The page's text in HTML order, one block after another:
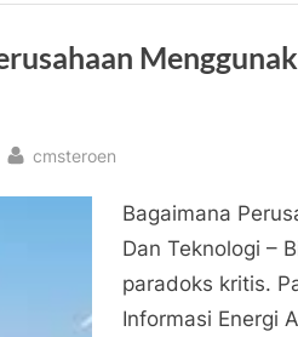
Untuk
Bersih
Senilai
By
cmsteroen
Bagaimana
Dan Teknologi –
paradoks kritis.
Informasi Energi